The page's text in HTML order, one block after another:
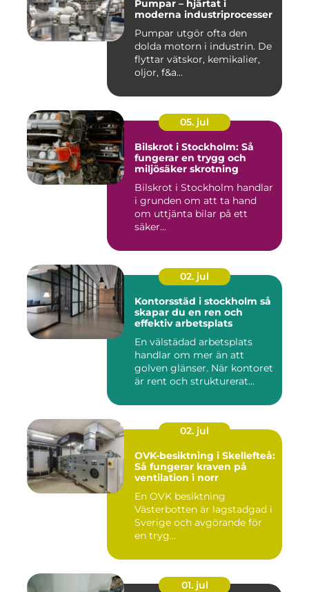
Pumpar – hjärtat i
moderna industriprocesser
Pumpar utgör ofta den
dolda motorn i industrin. De
flyttar vätskor, kemikalier,
oljor, f&a...
05. jul
Bilskrot i Stockholm: Så
fungerar en trygg och
miljösäker skrotning
Bilskrot i Stockholm handlar
i grunden om att ta hand
om uttjänta bilar på ett
säker...
02. jul
Kontorsstäd i stockholm så
skapar du en ren och
effektiv arbetsplats
En välstädad arbetsplats
handlar om mer än att
golven glänser. När kontoret
är rent och strukturerat...
02. jul
OVK-besiktning i Skellefteå:
Så fungerar kraven på
ventilation i norr
En OVK besiktning
Västerbotten är lagstadgad i
Sverige och avgörande för
en tryg...
01. jul